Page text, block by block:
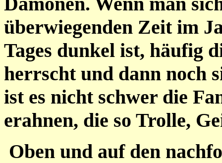
überwiegenden Zeit im
Tages dunkel ist, häufig
herrscht und dann noch
ist es nicht schwer die
erahnen, die so Trolle,
Oben und auf den